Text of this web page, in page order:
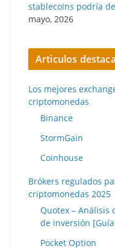
stablecoins podría
mayo, 2026
Articulos
Los mejores
criptomonedas
Binance
StormGain
Coinhouse
Brókers regulados
criptomonedas 2025
Quotex – Análisis
de inversión
Pocket Option